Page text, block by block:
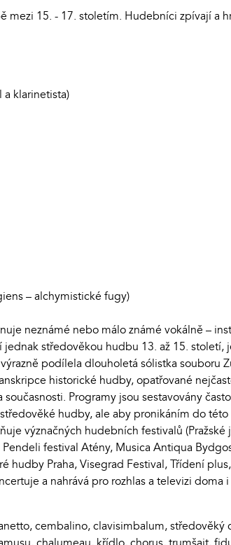
mezi 15. - 17. stoletím. Hudebníci zpívají a
klarinetista)
– alchymistické fugy)
neznámé nebo málo známé vokálně –
středověkou hudbu 13. až 15. století,
podílela dlouholetá sólistka souboru
historické hudby, opatřované
Programy jsou sestavovány
hudby, ale aby pronikáním do
význačných hudebních festivalů (Pražské
festival Atény, Musica Antiqua
hudby Praha, Visegrad Festival, Třídení
a nahrává pro rozhlas a televizi doma
cembalino, clavisimbalum,